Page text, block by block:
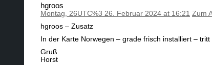
hgroos
Montag, 26UTC%3 26. Februar 2024 at 16:21 Zum
hgroos – Zusatz
In der Karte Norwegen – grade frisch installiert – tritt
Gruß
Horst